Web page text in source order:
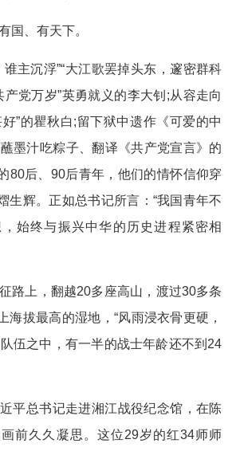
国、有天下。
谁主沉浮”“大江歌罢掉头东，邃密群科
党万岁”英勇就义的李大钊;从容走向
”的瞿秋白;留下狱中遗作《可爱的中
墨汁吃粽子、翻译《共产党宣言》的
后、90后青年，他们的情怀信仰穿
生辉。正如总书记所言：“我国青年不
始终与振兴中华的历史进程紧密相
路上，翻越20多座高山，渡过30多条
海拔最高的湿地，“风雨浸衣骨更硬，
伍之中，有一半的战士年龄还不到24
平总书记走进湘江战役纪念馆，在陈
前久久凝思。这位29岁的红34师师